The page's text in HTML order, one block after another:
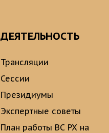
ДЕЯТЕЛЬНОСТЬ
Трансляции
Сессии
Президиумы
Экспертные советы
План работы ВС РХ на